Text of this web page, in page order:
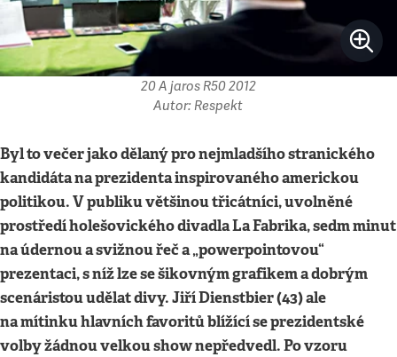
20 A jaros R50 2012
Autor: Respekt
Byl to večer jako dělaný pro nejmladšího stranického
kandidáta na prezidenta inspirovaného americkou
politikou. V publiku většinou třicátníci, uvolněné
prostředí holešovického divadla La Fabrika, sedm minut
na údernou a svižnou řeč a „powerpointovou“
prezentaci, s níž lze se šikovným grafikem a dobrým
scenáristou udělat divy. Jiří Dienstbier (43) ale
na mítinku hlavních favoritů blížící se prezidentské
volby žádnou velkou show nepředvedl. Po vzoru